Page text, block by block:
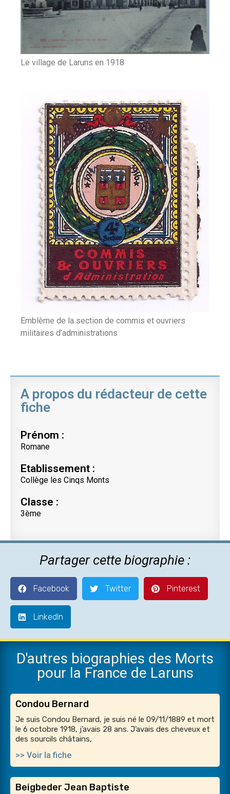
Le village de Laruns en 1918
Emblème de la section de commis et ouvriers
militaires d’administrations
A propos du rédacteur de cette
fiche
Prénom :
Romane
Etablissement :
Collège les Cinqs Monts
Classe :
3ème
Partager cette biographie :
Facebook Twitter Pinterest
LinkedIn
D'autres biographies des Morts
pour la France de Laruns
Condou Bernard
Je suis Condou Bernard, je suis né le 09/11/1889 et mort
le 6 octobre 1918, j’avais 28 ans. J’avais des cheveux et
des sourcils châtains,
>> Voir la fiche
Beigbeder Jean Baptiste